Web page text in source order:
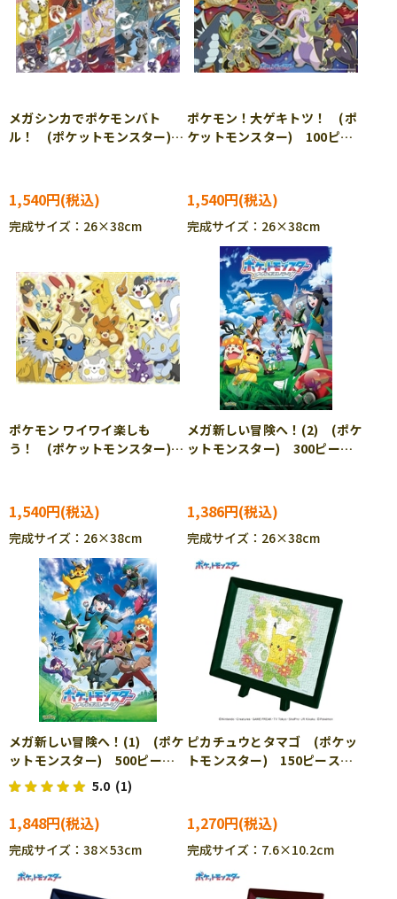
メガシンカでポケモンバト
ル！ (ポケットモンスター)
1,540円
完成サイズ：26×38cm
ポケモン！大ゲキトツ！ (ポ
ケットモンスター) 100ピー
1,540円
完成サイズ：26×38cm
ポケモン ワイワイ楽しも
う！ (ポケットモンスター)
1,540円
完成サイズ：26×38cm
メガ新しい冒険へ！(2) (ポケ
ットモンスター) 300ピー
1,386円
完成サイズ：26×38cm
メガ新しい冒険へ！(1) (ポケ
ットモンスター) 500ピー
ス ジグソーパズル ENS-
500-753 ［CP-PO］
5.0 (1)
1,848円
完成サイズ：38×53cm
ピカチュウとタマゴ (ポケッ
トモンスター) 150ピース
1,270円
完成サイズ：7.6×10.2cm